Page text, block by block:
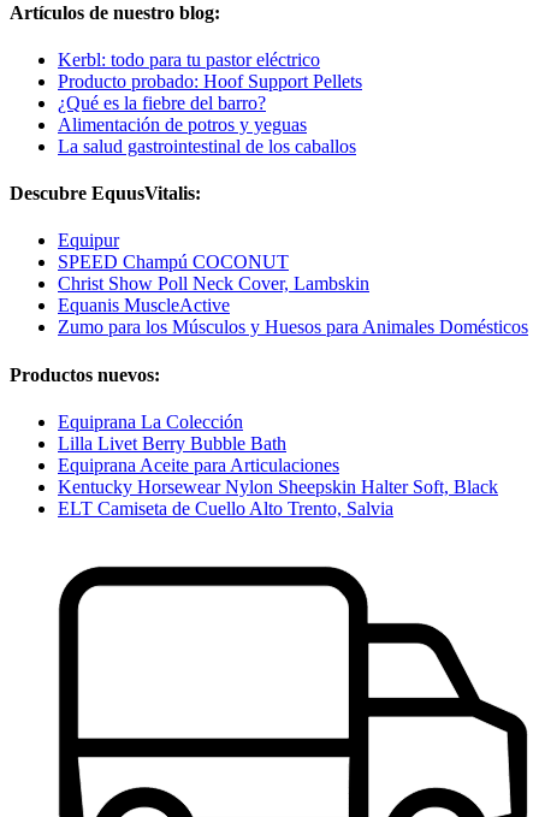
Artículos de nuestro blog:
Kerbl: todo para tu pastor eléctrico
Producto probado: Hoof Support Pellets
¿Qué es la fiebre del barro?
Alimentación de potros y yeguas
La salud gastrointestinal de los caballos
Descubre EquusVitalis:
Equipur
SPEED Champú COCONUT
Christ Show Poll Neck Cover, Lambskin
Equanis MuscleActive
Zumo para los Músculos y Huesos para Animales Domésticos
Productos nuevos:
Equiprana La Colección
Lilla Livet Berry Bubble Bath
Equiprana Aceite para Articulaciones
Kentucky Horsewear Nylon Sheepskin Halter Soft, Black
ELT Camiseta de Cuello Alto Trento, Salvia